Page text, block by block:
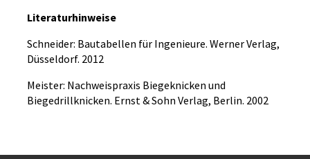
Literaturhinweise
Schneider: Bautabellen für Ingenieure. Werner Verlag,
Düsseldorf. 2012
Meister: Nachweispraxis Biegeknicken und
Biegedrillknicken. Ernst & Sohn Verlag, Berlin. 2002